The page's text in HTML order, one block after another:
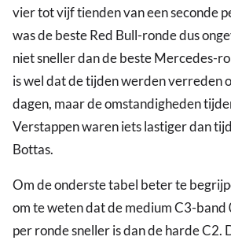
vier tot vijf tienden van een seconde
was de beste Red Bull-ronde dus
niet sneller dan de beste Mercedes-
is wel dat de tijden werden verreden
dagen, maar de omstandigheden
Verstappen waren iets lastiger dan
Bottas.
Om de onderste tabel beter te
om te weten dat de medium C3-band
per ronde sneller is dan de harde C2.